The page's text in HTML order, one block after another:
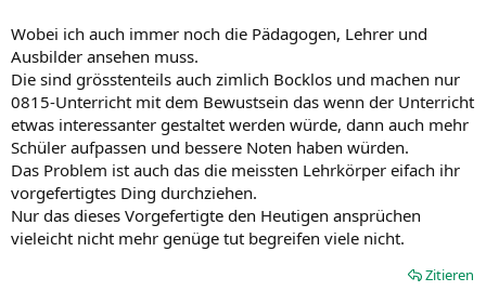
Wobei ich auch immer noch die Pädagogen, Lehrer und
Ausbilder ansehen muss.
Die sind grösstenteils auch zimlich Bocklos und machen nur
0815-Unterricht mit dem Bewustsein das wenn der Unterricht
etwas interessanter gestaltet werden würde, dann auch mehr
Schüler aufpassen und bessere Noten haben würden.
Das Problem ist auch das die meissten Lehrkörper eifach ihr
vorgefertigtes Ding durchziehen.
Nur das dieses Vorgefertigte den Heutigen ansprüchen
vieleicht nicht mehr genüge tut begreifen viele nicht.
Zitieren